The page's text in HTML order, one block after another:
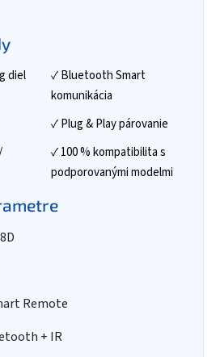
diel
✓ Bluetooth Smart
komunikácia
✓ Plug & Play párovanie
✓ 100 % kompatibilita s
podporovanými modelmi
Remote
+ IR